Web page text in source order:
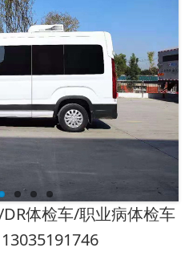
体检车/职业病体检车